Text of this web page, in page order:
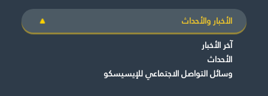
الأخبار والأحداث
آخر الأخبار
الأحداث
وسائل التواصل الاجتماعي للإيسيسكو